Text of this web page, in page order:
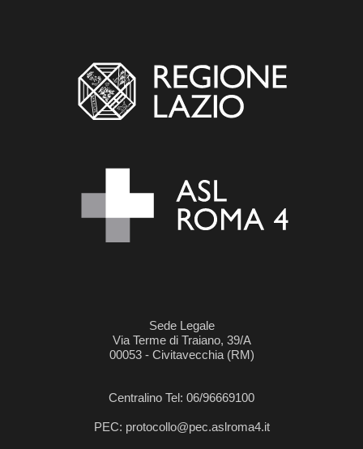
Sede Legale
Via Terme di Traiano, 39/A
00053 - Civitavecchia (RM)
Centralino Tel: 06/96669100
PEC: protocollo@pec.aslroma4.it